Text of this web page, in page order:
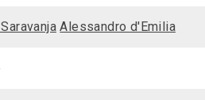
Alessandro d'Emilia